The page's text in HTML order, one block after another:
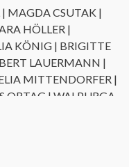
MAGDA CSUTAK |
HÖLLER |
KÖNIG | BRIGITTE
LAUERMANN |
MITTENDORFER |
ORTAG | WALPURGA